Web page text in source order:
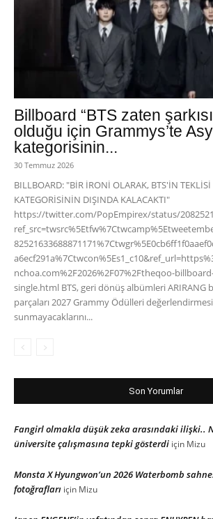
Billboard “BTS zaten
olduğu için Grammys’te
kategorisinin...
30 Temmuz 2026
BILLBOARD: "BİR İRONİ OLARAK, BTS'İN TEKLİSİ
KATEGORİSİNİN DIŞINDA KALACAKTI"
https://twitter.com/PopEmpirex/status/
nchoa.com%2F2026%2F07%2Ftheqoo-
single.html BTS, geri dönüş albümleri ARIRANG
parçaları 2027 Grammy Ödülleri
sunmayacaklarını...
Son Yorumlar
Fangirl olmakla düşük zeka arasındaki ilişki..
üniversite çalışmasına tepki gösterdi için Mizu
Monsta X Hyungwon’un 2026 Waterbomb
fotoğrafları için Mizu